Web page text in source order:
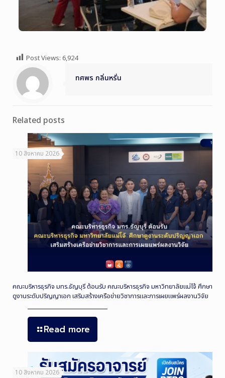
Post Views: 6,924
ทศพร กลิ่นหรั่น
Related posts
10 สิงหาคม 2026
คณะบริหารธุรกิจ มทร.ธัญบุรี ต้อนรับ คณะบริหารธุรกิจ มหาวิทยาลัยแม่โจ้ ศึกษา
ดูงานระดับปริญญาเอก เสริมสร้างเครือข่ายวิชาการและการเผยแพร่ผลงานวิจัย
Read more
10 สิงหาคม 2026